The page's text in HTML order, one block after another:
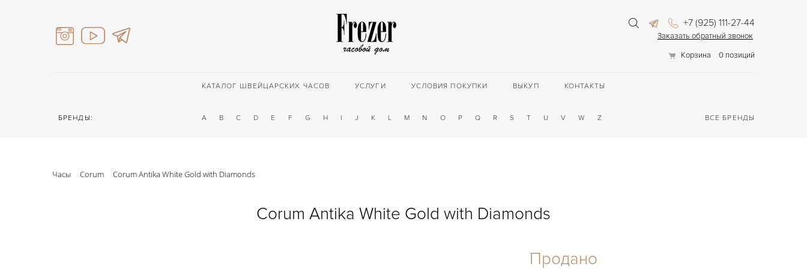
+7 (925) 111-27-44
Заказать обратный звонок
Корзина
0 позиций
КАТАЛОГ ШВЕЙЦАРСКИХ ЧАСОВ УСЛУГИ УСЛОВИЯ ПОКУПКИ ВЫКУП КОНТАКТЫ
БРЕНДЫ: A B C D E F G H I J K L M N O P Q R S T U V W Z ВСЕ БРЕНДЫ
Часы Corum Corum Antika White Gold with Diamonds
Corum Antika White Gold with Diamonds
Продано